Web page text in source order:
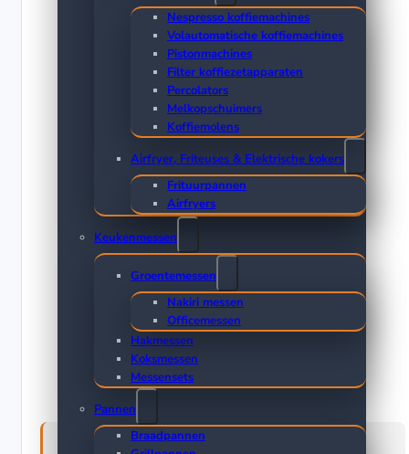
Nespresso koffiemachines
Volautomatische koffiemachines
Pistonmachines
Filter koffiezetapparaten
Percolators
Melkopschuimers
Koffiemolens
Airfryer, Friteuses & Elektrische kokers
Frituurpannen
Airfryers
Keukenmessen
Groentemessen
Nakiri messen
Officemessen
Hakmessen
Koksmessen
Messensets
Pannen
Braadpannen